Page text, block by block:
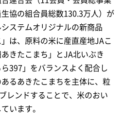
協の組合員総数130.3万人）が
ステムオリジナルの新商品
は、原料の米に産直産地JAこ
きたこまち」とJA北いぶき
ら397」をバランスよく配合し
るあきたこまちを主体に、粒
レンドすることで、米のおい
います。